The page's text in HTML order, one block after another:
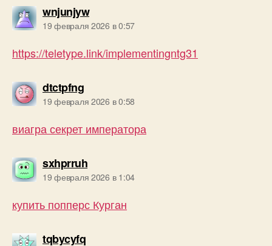
wnjunjywпишет:
19 февраля 2026 в 0:57
https://teletype.link/implementingntg31
dtctpfngпишет:
19 февраля 2026 в 0:58
виагра секрет императора
sxhprruhпишет:
19 февраля 2026 в 1:04
купить попперс Курган
tqbycyfqпишет: